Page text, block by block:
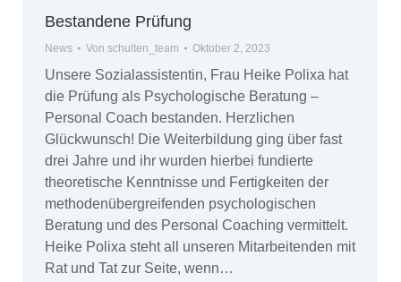
Bestandene Prüfung
News Von schulten_team Oktober 2, 2023
Unsere Sozialassistentin, Frau Heike Polixa hat
die Prüfung als Psychologische Beratung –
Personal Coach bestanden. Herzlichen
Glückwunsch! Die Weiterbildung ging über fast
drei Jahre und ihr wurden hierbei fundierte
theoretische Kenntnisse und Fertigkeiten der
methodenübergreifenden psychologischen
Beratung und des Personal Coaching vermittelt.
Heike Polixa steht all unseren Mitarbeitenden mit
Rat und Tat zur Seite, wenn…